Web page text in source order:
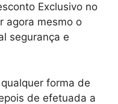
Exclusivo no
agora mesmo o
segurança e
forma de
de efetuada a